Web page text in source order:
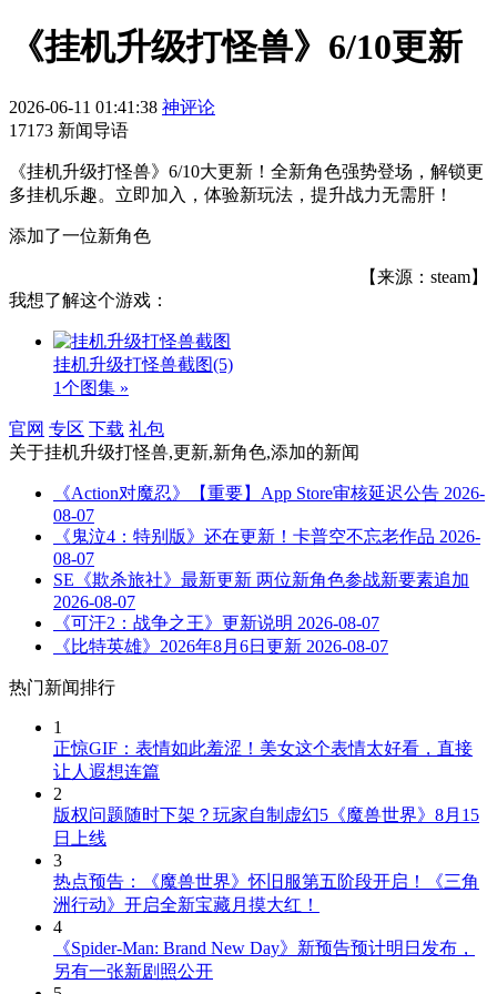
《挂机升级打怪兽》6/10更新
2026-06-11 01:41:38 神评论
17173 新闻导语
《挂机升级打怪兽》6/10大更新！全新角色强势登场，解锁更
多挂机乐趣。立即加入，体验新玩法，提升战力无需肝！
添加了一位新角色
【来源：steam】
我想了解这个游戏：
挂机升级打怪兽截图(5)
1个图集 »
官网 专区 下载 礼包
关于挂机升级打怪兽,更新,新角色,添加的新闻
《Action对魔忍》【重要】App Store审核延迟公告 2026-
08-07
《鬼泣4：特别版》还在更新！卡普空不忘老作品 2026-
08-07
SE《欺杀旅社》最新更新 两位新角色参战新要素追加
2026-08-07
《可汗2：战争之王》更新说明 2026-08-07
《比特英雄》2026年8月6日更新 2026-08-07
热门新闻排行
1
正惊GIF：表情如此羞涩！美女这个表情太好看，直接
让人遐想连篇
2
版权问题随时下架？玩家自制虚幻5《魔兽世界》8月15
日上线
3
热点预告：《魔兽世界》怀旧服第五阶段开启！《三角
洲行动》开启全新宝藏月摸大红！
4
《Spider-Man: Brand New Day》新预告预计明日发布，
另有一张新剧照公开